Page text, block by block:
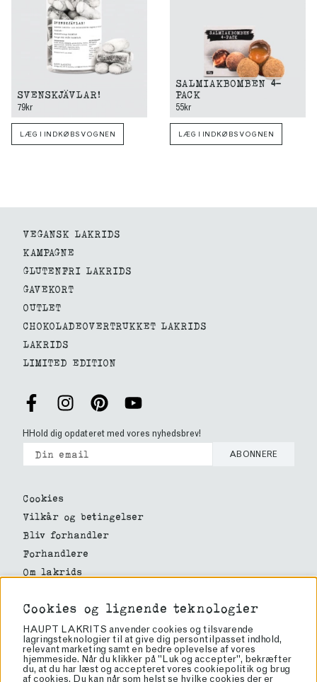
SVENSKJÄVLAR!
79kr
LÆG I INDKØBSVOGNEN
SALMIAKBOMBEN 4-
PACK
55kr
LÆG I INDKØBSVOGNEN
VEGANSK LAKRIDS
KAMPAGNE
GLUTENFRI LAKRIDS
GAVEKORT
OUTLET
CHOKOLADEOVERTRUKKET LAKRIDS
LAKRIDS
LIMITED EDITION
HHold dig opdateret med vores nyhedsbrev!
ABONNERE
Cookies
Vilkår og betingelser
Bliv forhandler
Forhandlere
Om lakrids
Haupt Lakrits
Rörvägen 60
136 50 Jordbro
info@lakrits.se
Cookies og lignende teknologier
HAUPT LAKRITS anvender cookies og tilsvarende
lagringsteknologier til at give dig persontilpasset indhold,
relevant marketing samt en bedre oplevelse af vores
hjemmeside. Når du klikker på "Luk og accepter", bekræfter
du, at du har læst og accepteret vores cookiepolitik og brug
af cookies. Du kan når som helst se hvilke cookies der er